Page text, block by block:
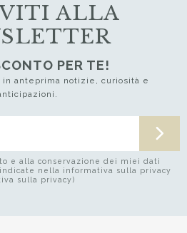
ALLA
PER TE!
anteprima notizie, curiosità e
e alla conservazione dei miei dati
nella informativa sulla privacy
sulla privacy)